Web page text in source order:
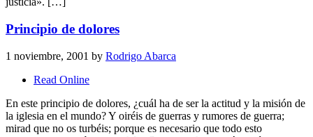
Principio de dolores
1 noviembre, 2001 by Rodrigo Abarca
Read Online
En este principio de dolores, ¿cuál ha de ser la actitud y la misión de
la iglesia en el mundo? Y oiréis de guerras y rumores de guerra;
mirad que no os turbéis; porque es necesario que todo esto